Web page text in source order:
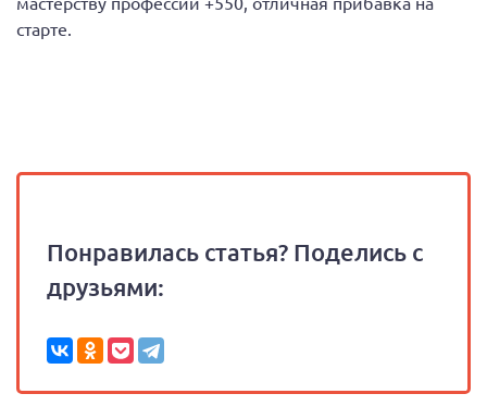
старте.
Понравилась статья? Поделись с
друзьями: